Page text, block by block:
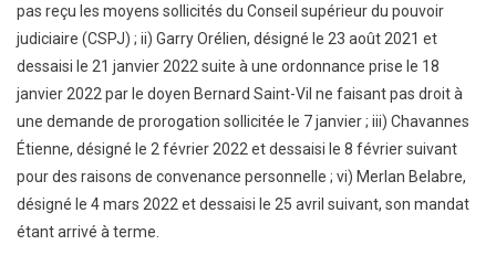
pas reçu les moyens sollicités du Conseil supérieur du pouvoir
judiciaire (CSPJ) ; ii) Garry Orélien, désigné le 23 août 2021 et
dessaisi le 21 janvier 2022 suite à une ordonnance prise le 18
janvier 2022 par le doyen Bernard Saint-Vil ne faisant pas droit à
une demande de prorogation sollicitée le 7 janvier ; iii) Chavannes
Étienne, désigné le 2 février 2022 et dessaisi le 8 février suivant
pour des raisons de convenance personnelle ; vi) Merlan Belabre,
désigné le 4 mars 2022 et dessaisi le 25 avril suivant, son mandat
étant arrivé à terme.